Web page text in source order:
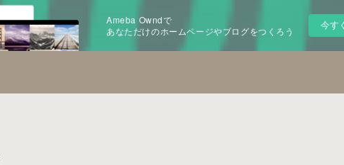
Ameba Owndで
あなただけのホームページやブログをつくろう
今す